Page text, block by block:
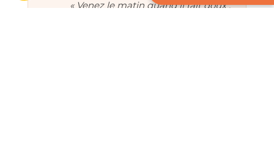
« Venez le matin quand il fait doux :